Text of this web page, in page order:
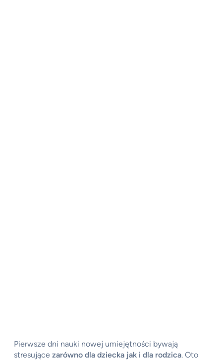
Pierwsze dni nauki nowej umiejętności bywają
stresujące zarówno dla dziecka jak i dla rodzica. Oto